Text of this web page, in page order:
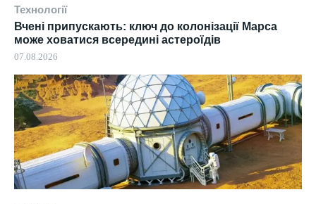
Технології
Вчені припускають: ключ до колонізації Марса
може ховатися всередині астероїдів
07.08.2026